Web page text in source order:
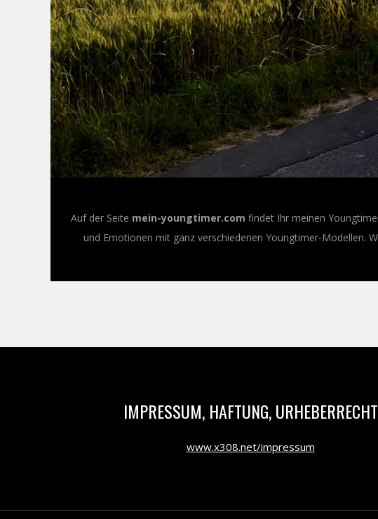
Auf der Seite mein-youngtimer.com findet Ihr meinen
und Emotionen mit ganz verschiedenen Youngtimer-Modellen.
IMPRESSUM, HAFTUNG, URHEBERRECHT
www.x308.net/impressum